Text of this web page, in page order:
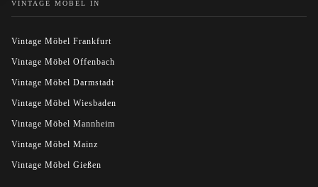
VINTAGE MÖBEL IN
Vintage Möbel Frankfurt
Vintage Möbel Offenbach
Vintage Möbel Darmstadt
Vintage Möbel Wiesbaden
Vintage Möbel Mannheim
Vintage Möbel Mainz
Vintage Möbel Gießen